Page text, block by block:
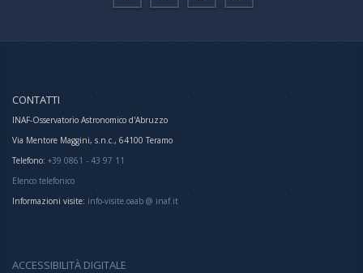
CONTATTI
INAF-Osservatorio Astronomico d'Abruzzo
Via Mentore Maggini, s.n.c., 64100 Teramo
Telefono: +39 0861 - 43 97 11
Elenco telefonico
Informazioni visite: info-visite.oaab @ inaf.it
ACCESSIBILITÀ DIGITALE